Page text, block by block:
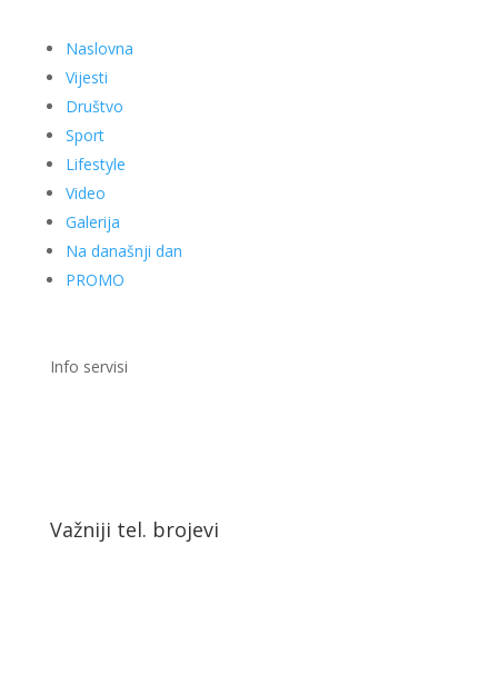
Naslovna
Vijesti
Društvo
Sport
Lifestyle
Video
Galerija
Na današnji dan
PROMO
Info servisi
Važniji tel. brojevi